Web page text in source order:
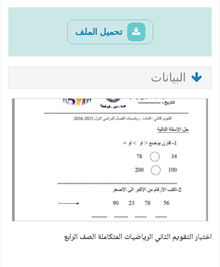
تحميل الملف
البيانات
اختبار التقويم الثاني الرياضيات المتكاملة الصف الرابع